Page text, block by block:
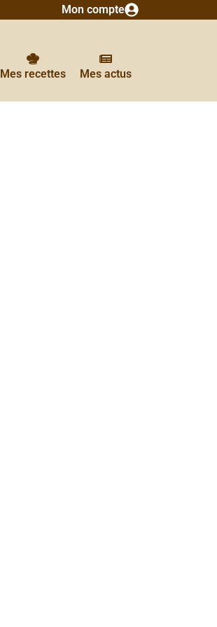
Mon compte
Mes actus
Mes recettes